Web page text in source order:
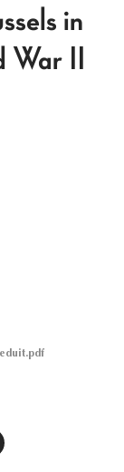
in
War II